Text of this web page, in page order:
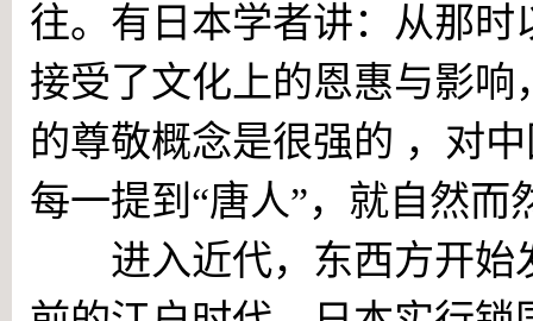
往。有日本学者讲：从那
接受了文化上的恩惠与影
的尊敬概念是很强的 ，对
每一提到“唐人”，就自然
进入近代，东西方开始